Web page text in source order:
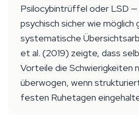
Psilocybintrüffel oder LSD —
psychisch sicher wie möglich
systematische
et al. (2019) zeigte, dass
Vorteile die Schwierigkeiten
überwogen, wenn
festen Ruhetagen